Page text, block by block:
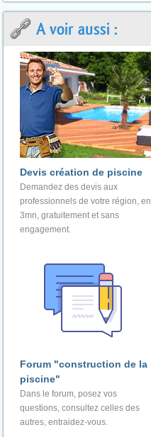
A voir aussi :
Devis création de piscine
Demandez des devis aux
professionnels de votre région, en
3mn, gratuitement et sans
engagement.
Forum "construction de la
piscine"
Dans le forum, posez vos
questions, consultez celles des
autres, entraidez-vous.